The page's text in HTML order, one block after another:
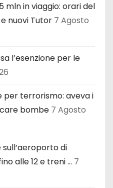
mln in viaggio: orari del
nuovi Tutor 7 Agosto
l’esenzione per le
per terrorismo: aveva i
bombe 7 Agosto
di
alle 12 e treni … 7